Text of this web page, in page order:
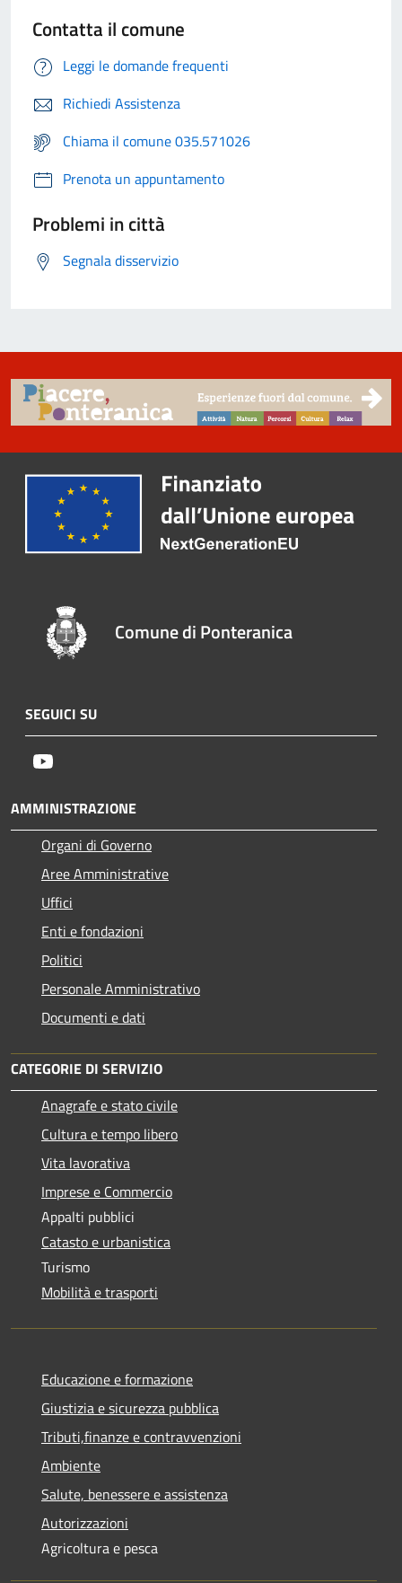
Contatta il comune
Leggi le domande frequenti
Richiedi Assistenza
Chiama il comune 035.571026
Prenota un appuntamento
Problemi in città
Segnala disservizio
Comune di Ponteranica
SEGUICI SU
AMMINISTRAZIONE
Organi di Governo
Aree Amministrative
Uffici
Enti e fondazioni
Politici
Personale Amministrativo
Documenti e dati
CATEGORIE DI SERVIZIO
Anagrafe e stato civile
Cultura e tempo libero
Vita lavorativa
Imprese e Commercio
Appalti pubblici
Catasto e urbanistica
Turismo
Mobilità e trasporti
Educazione e formazione
Giustizia e sicurezza pubblica
Tributi,finanze e contravvenzioni
Ambiente
Salute, benessere e assistenza
Autorizzazioni
Agricoltura e pesca